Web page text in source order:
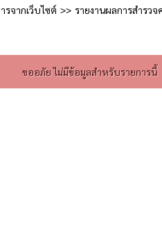
รจากเว็บไซต์ รายงานผลการสำรว
ขออภัย ไม่มีข้อมูลสำหรับรายการนี้